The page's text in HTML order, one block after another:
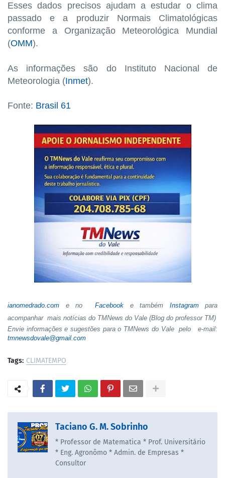
Esses dados precisos ajudam a estudar o clima
passado e a produzir Normais Climatológicas
conforme a Organização Meteorológica Mundial
(OMM).
As informações são do Instituto Nacional de
Meteorologia (Inmet).
Fonte: Brasil 61
ianomedrado.com e no Facebook e também Instagrampara
acompanhar mais notícias do TMNews do Vale (Blog do professor TM)
Envie informações e sugestões para o TMNews do Vale pelo e-mail:
tmnewsdovale@gmail.com
Tags: CLIMATEMPO
Taciano G. M. Sobrinho
* Professor de Matematica * Prof. Universitário
* Eng. Agronômo * Admin. de Empresas *
Consultor